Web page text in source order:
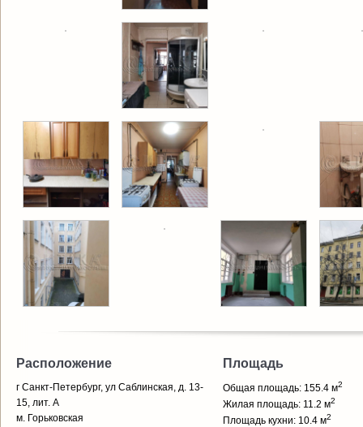
Расположение
г Санкт-Петербург, ул Саблинская, д. 13-
15, лит. А
м. Горьковская
Площадь
Общая площадь: 155.4 м2
Жилая площадь: 11.2 м2
Площадь кухни: 10.4 м2